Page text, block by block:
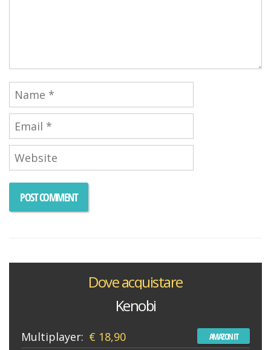
Dove acquistare
Kenobi
Multiplayer: € 18,90 AMAZON IT